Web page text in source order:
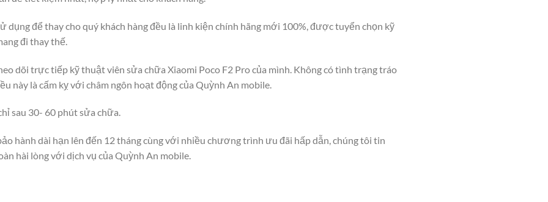
dụng để thay cho quý khách hàng đều là linh kiện chính hãng mới 100%, được tuyển chọn kỹ
đi thay thế.
dõi trực tiếp kỹ thuật viên sửa chữa Xiaomi Poco F2 Pro của mình. Không có tình trạng tráo
này là cấm kỵ với châm ngôn hoạt động của Quỳnh An mobile.
sau 30- 60 phút sửa chữa.
hành dài hạn lên đến 12 tháng cùng với nhiều chương trình ưu đãi hấp dẫn, chúng tôi tin
hài lòng với dịch vụ của Quỳnh An mobile.